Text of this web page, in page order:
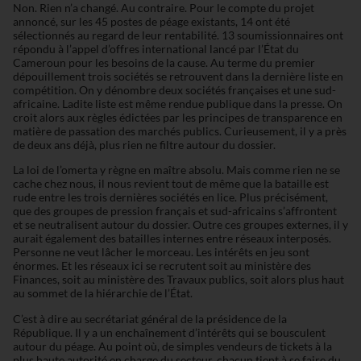
Non. Rien n’a changé. Au contraire. Pour le compte du projet
annoncé, sur les 45 postes de péage existants, 14 ont été
sélectionnés au regard de leur rentabilité. 13 soumissionnaires ont
répondu à l’appel d’offres international lancé par l’État du
Cameroun pour les besoins de la cause. Au terme du premier
dépouillement trois sociétés se retrouvent dans la dernière liste en
compétition. On y dénombre deux sociétés françaises et une sud-
africaine. Ladite liste est même rendue publique dans la presse. On
croit alors aux règles édictées par les principes de transparence en
matière de passation des marchés publics. Curieusement, il y a près
de deux ans déjà, plus rien ne filtre autour du dossier.
La loi de l’omerta y règne en maître absolu. Mais comme rien ne se
cache chez nous, il nous revient tout de même que la bataille est
rude entre les trois dernières sociétés en lice. Plus précisément,
que des groupes de pression français et sud-africains s’affrontent
et se neutralisent autour du dossier. Outre ces groupes externes, il y
aurait également des batailles internes entre réseaux interposés.
Personne ne veut lâcher le morceau. Les intérêts en jeu sont
énormes. Et les réseaux ici se recrutent soit au ministère des
Finances, soit au ministère des Travaux publics, soit alors plus haut
au sommet de la hiérarchie de l’État.
C’est à dire au secrétariat général de la présidence de la
République. Il y a un enchaînement d’intérêts qui se bousculent
autour du péage. Au point où, de simples vendeurs de tickets à la